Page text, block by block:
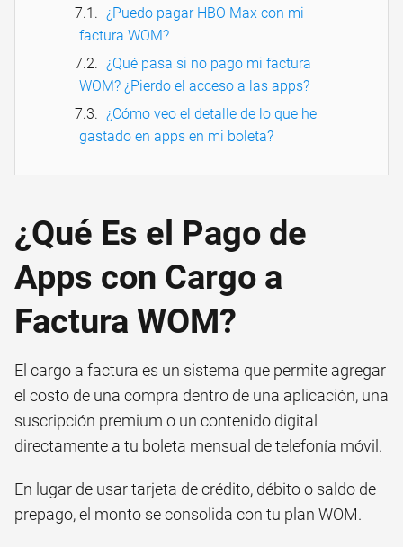
¿Puedo pagar HBO Max con mi
factura WOM?
¿Qué pasa si no pago mi factura
WOM? ¿Pierdo el acceso a las apps?
¿Cómo veo el detalle de lo que he
gastado en apps en mi boleta?
¿Qué Es el Pago de
Apps con Cargo a
Factura WOM?
El cargo a factura es un sistema que permite agregar
el costo de una compra dentro de una aplicación, una
suscripción premium o un contenido digital
directamente a tu boleta mensual de telefonía móvil.
En lugar de usar tarjeta de crédito, débito o saldo de
prepago, el monto se consolida con tu plan WOM.